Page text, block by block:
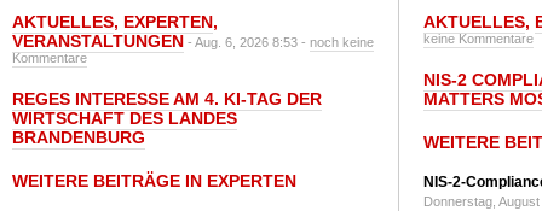
AKTUELLES, EXPERTEN,
VERANSTALTUNGEN - Aug. 6, 2026 8:53 - noch keine
Kommentare
REGES INTERESSE AM 4. KI-TAG DER
WIRTSCHAFT DES LANDES
BRANDENBURG
WEITERE BEITRÄGE IN EXPERTEN
AKTUELLES,
keine Kommentare
NIS-2
MATTERS
WEITERE
NIS-2-
Donnerstag,